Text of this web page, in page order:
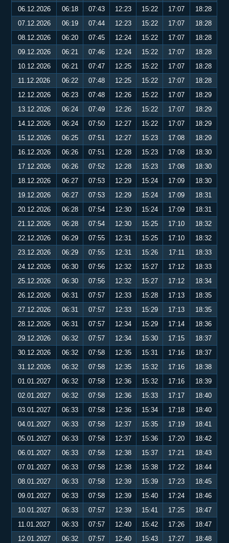
06.12.2026 06:18 07:43 12:23 15:22 17:07
18:28
07.12.2026
06:19 07:44 12:23 15:22 17:07
18:28
08.12.2026
06:20 07:45 12:24 15:22 17:07
18:28
09.12.2026
06:21 07:46 12:24 15:22 17:07
18:28
10.12.2026
06:21 07:47 12:25 15:22 17:07
18:28
11.12.2026
06:22 07:48 12:25 15:22 17:07
18:28
12.12.2026
06:23 07:48 12:26 15:22 17:07
18:29
13.12.2026
06:24 07:49 12:26 15:22 17:07
18:29
14.12.2026
06:24 07:50 12:27 15:22 17:07
18:29
15.12.2026
06:25 07:51 12:27 15:23 17:08
18:29
16.12.2026
06:26 07:51 12:28 15:23 17:08
18:30
17.12.2026
06:26 07:52 12:28 15:23 17:08
18:30
18.12.2026
06:27 07:53 12:29 15:24 17:09
18:30
19.12.2026
06:27 07:53 12:29 15:24 17:09
18:31
20.12.2026
06:28 07:54 12:30 15:24 17:09
18:31
21.12.2026
06:28 07:54 12:30 15:25 17:10
18:32
22.12.2026
06:29 07:55 12:31 15:25 17:10
18:32
23.12.2026
06:29 07:55 12:31 15:26 17:11
18:33
24.12.2026
06:30 07:56 12:32 15:27 17:12
18:33
25.12.2026
06:30 07:56 12:32 15:27 17:12
18:34
26.12.2026
06:31 07:57 12:33 15:28 17:13
18:35
27.12.2026
06:31 07:57 12:33 15:29 17:13
18:35
28.12.2026
06:31 07:57 12:34 15:29 17:14
18:36
29.12.2026
06:32 07:57 12:34 15:30 17:15
18:37
30.12.2026
06:32 07:58 12:35 15:31 17:16
18:37
31.12.2026
06:32 07:58 12:35 15:32 17:16
18:38
01.01.2027
06:32 07:58 12:36 15:32 17:16
18:39
02.01.2027
06:32 07:58 12:36 15:33 17:17
18:40
03.01.2027
06:33 07:58 12:36 15:34 17:18
18:40
04.01.2027
06:33 07:58 12:37 15:35 17:19
18:41
05.01.2027
06:33 07:58 12:37 15:36 17:20
18:42
06.01.2027
06:33 07:58 12:38 15:37 17:21
18:43
07.01.2027
06:33 07:58 12:38 15:38 17:22
18:44
08.01.2027
06:33 07:58 12:39 15:39 17:23
18:45
09.01.2027
06:33 07:58 12:39 15:40 17:24
18:46
10.01.2027
06:33 07:57 12:39 15:41 17:25
18:47
11.01.2027
06:33 07:57 12:40 15:42 17:26
18:47
12.01.2027
06:32 07:57 12:40 15:43 17:27
18:48